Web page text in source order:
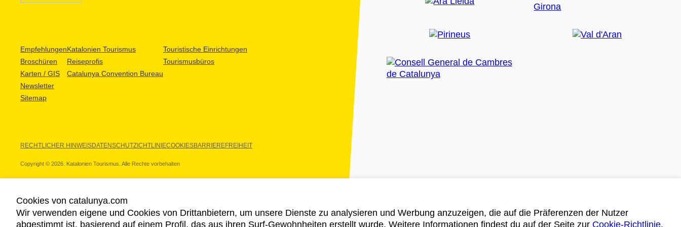
Empfehlungen
Broschüren
Karten / GIS
Newsletter
Sitemap
Katalonien Tourismus
Reiseprofis
Catalunya Convention Bureau
Touristische Einrichtungen
Tourismusbüros
RECHTLICHER HINWEISDATENSCHUTZICHTLINIECOOKIESBARRIEREFREIHEIT
Copyright © 2026. Katalonien Tourismus. Alle Rechte vorbehalten
UNSERE PARTNER
Cookies von catalunya.com
Wir verwenden eigene und Cookies von Drittanbietern, um unsere Dienste zu analysieren und Werbung anzuzeigen, die auf die Präferenzen der Nutzer
abgestimmt ist, basierend auf einem Profil, das aus ihren Surf-Gewohnheiten erstellt wurde. Weitere Informationen findest du auf der Seite zur Cookie-Richtlinie.